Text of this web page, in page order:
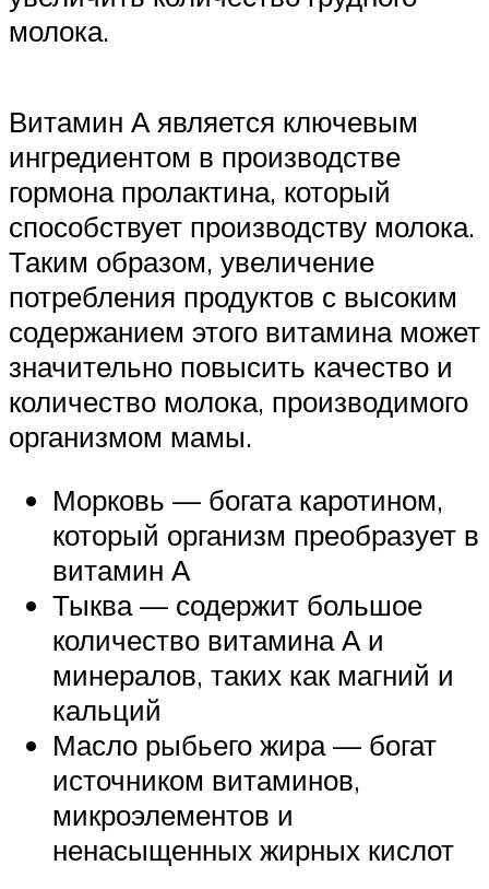
молока.
Витамин А является ключевым
ингредиентом в производстве
гормона пролактина, который
способствует производству молока.
Таким образом, увеличение
потребления продуктов с высоким
содержанием этого витамина может
значительно повысить качество и
количество молока, производимого
организмом мамы.
Морковь — богата каротином,
который организм преобразует в
витамин А
Тыква — содержит большое
количество витамина А и
минералов, таких как магний и
кальций
Масло рыбьего жира — богат
источником витаминов,
микроэлементов и
ненасыщенных жирных кислот